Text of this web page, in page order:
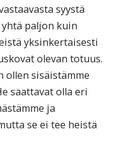
syystä
yhtä paljon kuin
yksinkertaisesti
olevan totuus.
ollen sisäistämme
saattavat olla eri
ja
se ei tee heistä